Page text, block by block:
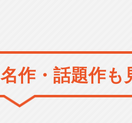
名作・話題作も